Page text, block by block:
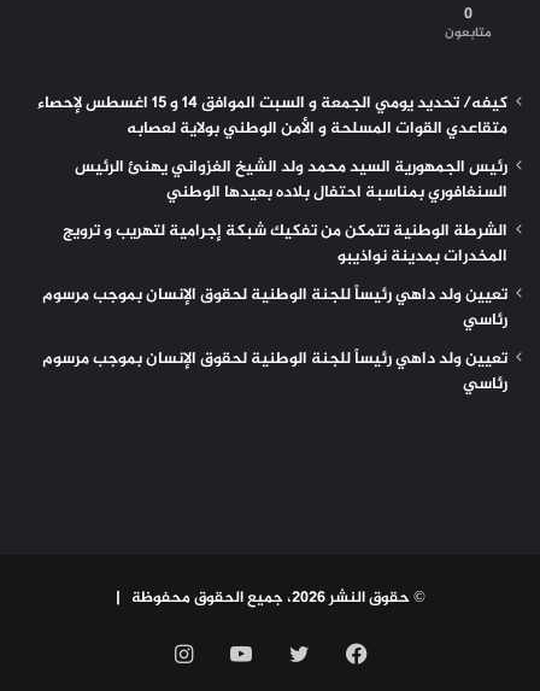
0
متابعون
كيفه/ تحديد يومي الجمعة و السبت الموافق 14 و 15 اغسطس لإحصاء
متقاعدي القوات المسلحة و الأمن الوطني بولاية لعصابه
رئيس الجمهورية السيد محمد ولد الشيخ الغزواني يهنئ الرئيس
السنغافوري بمناسبة احتفال بلاده بعيدها الوطني
الشرطة الوطنية تتمكن من تفكيك شبكة إجرامية لتهريب و ترويج
المخدرات بمدينة نواذيبو
تعيين ولد داهي رئيساً للجنة الوطنية لحقوق الإنسان بموجب مرسوم
رئاسي
تعيين ولد داهي رئيساً للجنة الوطنية لحقوق الإنسان بموجب مرسوم
رئاسي
© حقوق النشر 2026، جميع الحقوق محفوظة |
فيسبوك تويتر يوتيوب